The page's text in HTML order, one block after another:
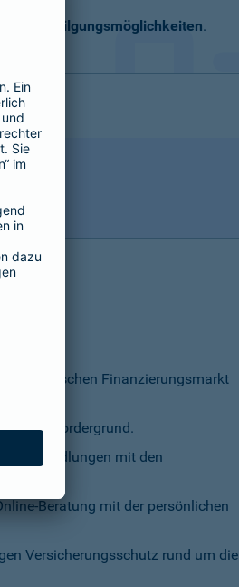
Sondertilgungsmöglichkeiten.
deutschen Finanzierungsmarkt
im Vordergrund.
Verhandlungen mit den
Beratung mit der persönlichen
Versicherungsschutz rund um die